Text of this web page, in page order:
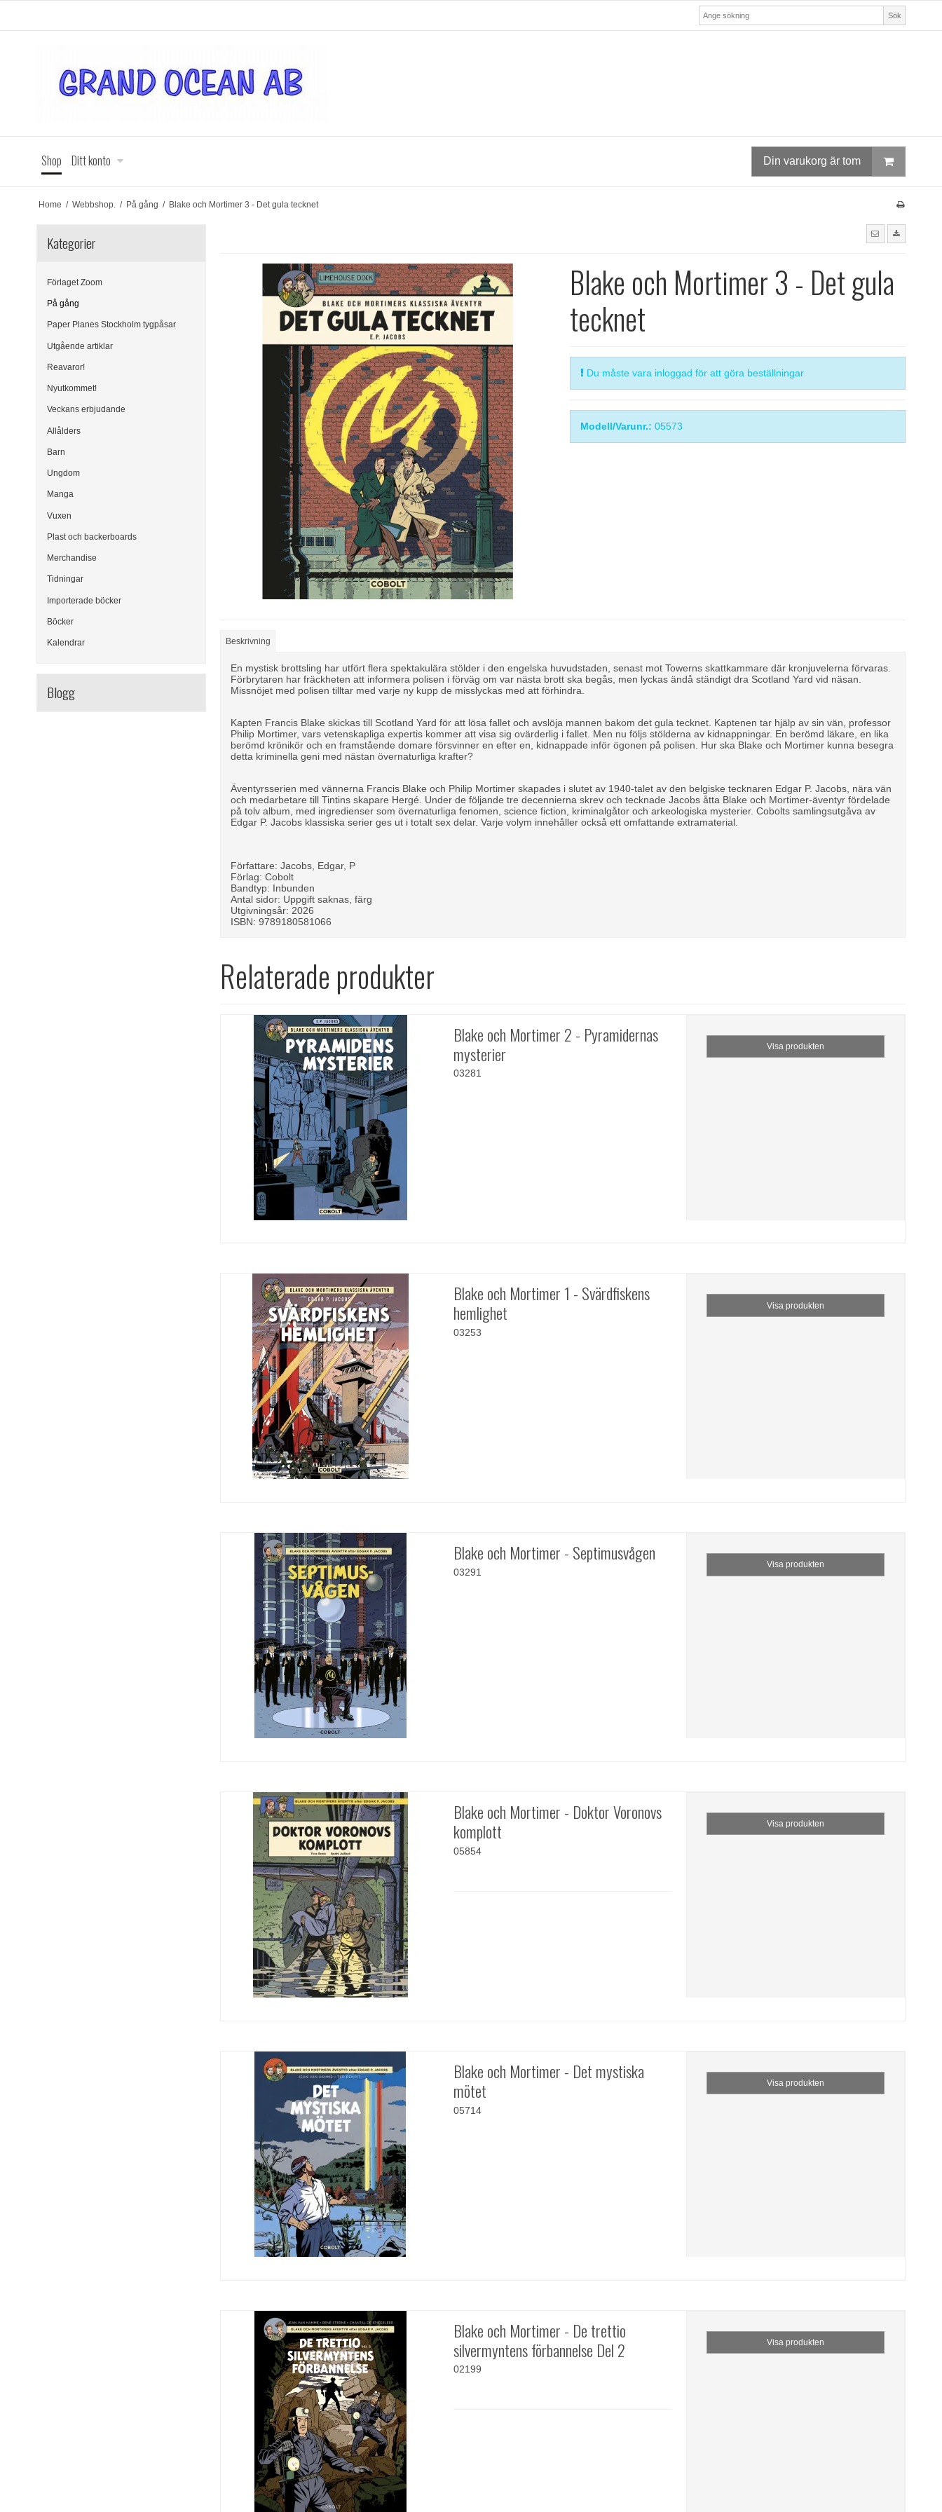
Sök
Shop Ditt konto Din varukorg är tom
Home / Webbshop. / På gång / Blake och Mortimer 3 - Det gula tecknet
Kategorier
Förlaget Zoom
På gång
Paper Planes Stockholm tygpåsar
Utgående artiklar
Reavaror!
Nyutkommet!
Veckans erbjudande
Allålders
Barn
Ungdom
Manga
Vuxen
Plast och backerboards
Merchandise
Tidningar
Importerade böcker
Böcker
Kalendrar
Blogg
Blake och Mortimer 3 - Det gula
tecknet
Du måste vara inloggad för att göra beställningar
Modell/Varunr.: 05573
Beskrivning
En mystisk brottsling har utfört flera spektakulära stölder i den engelska huvudstaden, senast mot Towerns skattkammare där kronjuvelerna förvaras.
Förbrytaren har fräckheten att informera polisen i förväg om var nästa brott ska begås, men lyckas ändå ständigt dra Scotland Yard vid näsan.
Missnöjet med polisen tilltar med varje ny kupp de misslyckas med att förhindra.
Kapten Francis Blake skickas till Scotland Yard för att lösa fallet och avslöja mannen bakom det gula tecknet. Kaptenen tar hjälp av sin vän, professor
Philip Mortimer, vars vetenskapliga expertis kommer att visa sig ovärderlig i fallet. Men nu följs stölderna av kidnappningar. En berömd läkare, en lika
berömd krönikör och en framstående domare försvinner en efter en, kidnappade inför ögonen på polisen. Hur ska Blake och Mortimer kunna besegra
detta kriminella geni med nästan övernaturliga krafter?
Äventyrsserien med vännerna Francis Blake och Philip Mortimer skapades i slutet av 1940-talet av den belgiske tecknaren Edgar P. Jacobs, nära vän
och medarbetare till Tintins skapare Hergé. Under de följande tre decennierna skrev och tecknade Jacobs åtta Blake och Mortimer-äventyr fördelade
på tolv album, med ingredienser som övernaturliga fenomen, science fiction, kriminalgåtor och arkeologiska mysterier. Cobolts samlingsutgåva av
Edgar P. Jacobs klassiska serier ges ut i totalt sex delar. Varje volym innehåller också ett omfattande extramaterial.
Författare: Jacobs, Edgar, P
Förlag: Cobolt
Bandtyp: Inbunden
Antal sidor: Uppgift saknas, färg
Utgivningsår: 2026
ISBN: 9789180581066
Relaterade produkter
Blake och Mortimer 2 - Pyramidernas
mysterier
03281
Visa produkten
Blake och Mortimer 1 - Svärdfiskens
hemlighet
03253
Visa produkten
Blake och Mortimer - Septimusvågen
03291
Visa produkten
Blake och Mortimer - Doktor Voronovs
komplott
05854
Visa produkten
Blake och Mortimer - Det mystiska
mötet
05714
Visa produkten
Blake och Mortimer - De trettio
silvermyntens förbannelse Del 2
02199
Visa produkten